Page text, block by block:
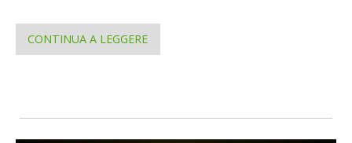
CONTINUA A LEGGERE